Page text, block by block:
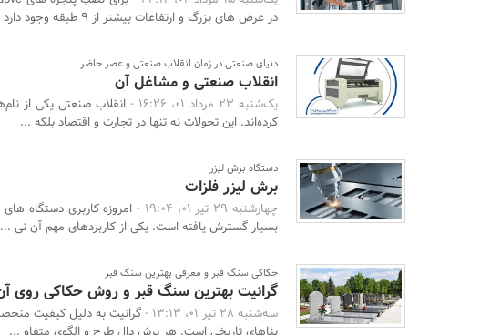
در عرض های بزرگ و ارتفاعات بیشتر از 9 طبقه وجود دارد ...
دنیای صنعتی در زمان انقلاب صنعتی و عصر حاضر
انقلاب صنعتی و مشاغل آن
یک‌شنبه 23 مرداد 01، 16:26 -
انقلاب صنعتی یکی از
کرده‌اند. این تحولات نه تنها در تجارت و اقتصاد بلکه ...
دستگاه برش لیزر
برش لیزر فلزات
چهارشنبه 29 تیر 01، 19:04 -
امروزه کاربری دستگاه
بسیار گسترش یافته است. یکی از کاربردهای مهم آن نی ...
حکاکی سنگ قبر و معرفی بهترین سنگ قبر
گرانیت بهترین سنگ قبر و روش حکاکی روی
سه‌شنبه 28 تیر 01، 13:13 -
گرانیت به دلیل کیفیت